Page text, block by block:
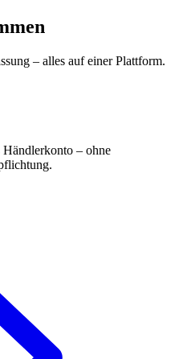
– alles auf einer Plattform.
Händlerkonto – ohne